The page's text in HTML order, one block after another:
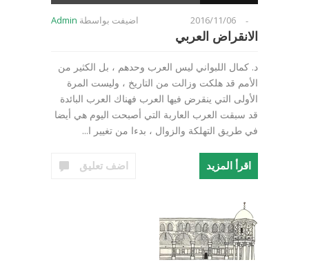
اضيفت بواسطة Admin -
2016/11/06
الانقراض العربي
د. كمال اللبواني ليس العرب وحدهم ، بل الكثير من
الأمم قد هلكت وزالت من التاريخ ، وليست المرة
الأولى التي ينقرض فيها العرب فهناك العرب البائدة
قد سبقت العرب العاربة التي أصبحت اليوم هي أيضا
في طريق التهلكة والزوال ، بدءا من تغيير ا...
اقرأ المزيد اضف تعليق